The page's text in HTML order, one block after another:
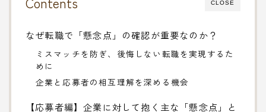
CLOSE
なぜ転職で「懸念点」の確認が重要なのか？
ミスマッチを防ぎ、後悔しない転職を実現するた
めに
企業と応募者の相互理解を深める機会
【応募者編】企業に対して抱く主な「懸念点」と